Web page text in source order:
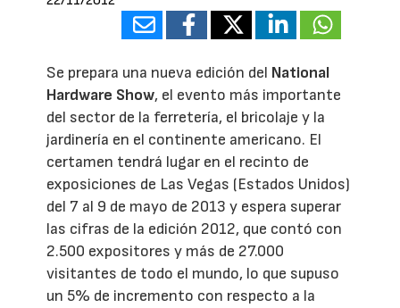
Se prepara una nueva edición del National
Hardware Show, el evento más importante
del sector de la ferretería, el bricolaje y la
jardinería en el continente americano. El
certamen tendrá lugar en el recinto de
exposiciones de Las Vegas (Estados Unidos)
del 7 al 9 de mayo de 2013 y espera superar
las cifras de la edición 2012, que contó con
2.500 expositores y más de 27.000
visitantes de todo el mundo, lo que supuso
un 5% de incremento con respecto a la